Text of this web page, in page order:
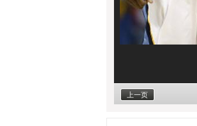
上一页